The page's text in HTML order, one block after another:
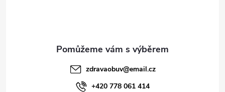
zdravaobuv@email.cz
+420 778 061 414